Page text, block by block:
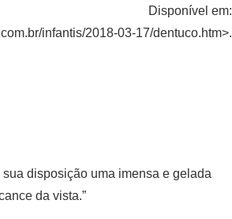
Disponível em:
infantis/2018-03-17/dentuco.htm>.
disposição uma imensa e gelada
da vista.”